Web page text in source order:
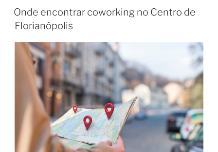
Onde encontrar coworking no Centro de
Florianópolis